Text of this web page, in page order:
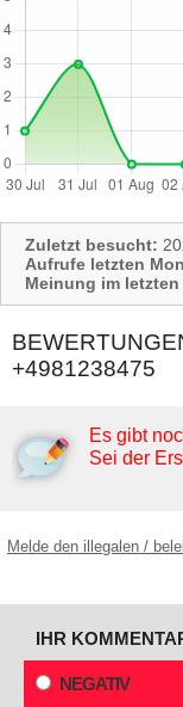
Zuletzt besucht:
Aufrufe letzten
Meinung im
+4981238475
Es gibt
Sei der
Melde den illegalen /
IHR
NEGATIV